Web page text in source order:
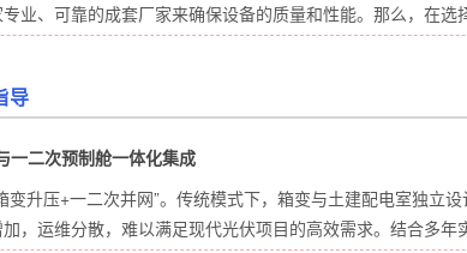
业、可靠的成套厂家来确保设备的质量和性能。那么，在选
导
一二次预制舱一体化集成
变升压+一二次并网”。传统模式下，箱变与土建配电室独立
，运维分散，难以满足现代光伏项目的高效需求。结合多年